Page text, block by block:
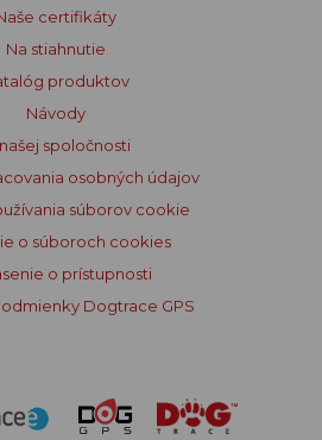
certifikáty
Na stiahnutie
produktov
Návody
spoločnosti
osobných údajov
súborov cookie
o súboroch cookies
o prístupnosti
Dogtrace GPS